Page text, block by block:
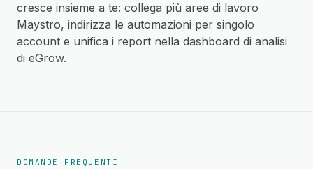
cresce insieme a te: collega più aree di lavoro
Maystro, indirizza le automazioni per singolo
account e unifica i report nella dashboard di analisi
di eGrow.
DOMANDE FREQUENTI